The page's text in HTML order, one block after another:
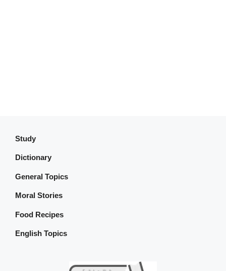
Study
Dictionary
General Topics
Moral Stories
Food Recipes
English Topics